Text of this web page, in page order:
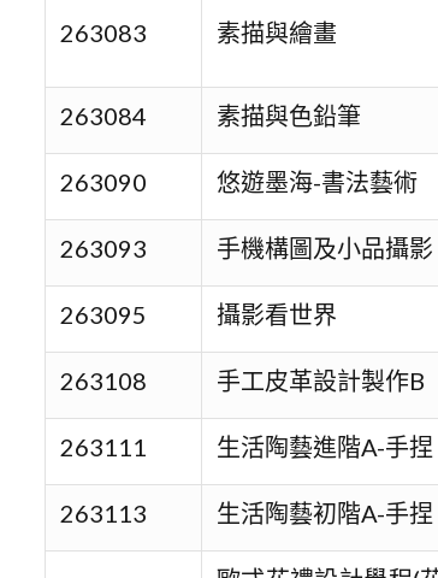
263083 素描與繪畫
263084 素描與色鉛筆
263090 悠遊墨海-書法藝術
263093 手機構圖及小品攝影
263095 攝影看世界
263108 手工皮革設計製作B
263111 生活陶藝進階A-手捏
263113 生活陶藝初階A-手捏